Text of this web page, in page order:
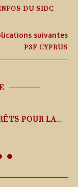
DU SIDC
suivantes
P3F CYPRUS
POUR LA...